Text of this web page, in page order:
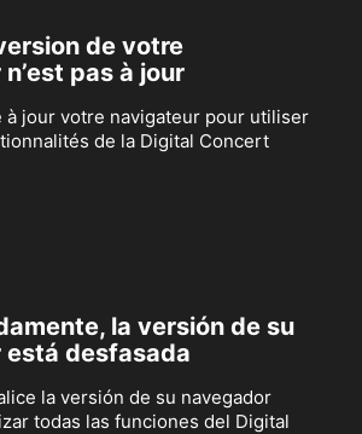
de votre
pas à jour
à jour votre navigateur pour utiliser
de la Digital Concert
la versión de su
está desfasada
la versión de su navegador
todas las funciones del Digital